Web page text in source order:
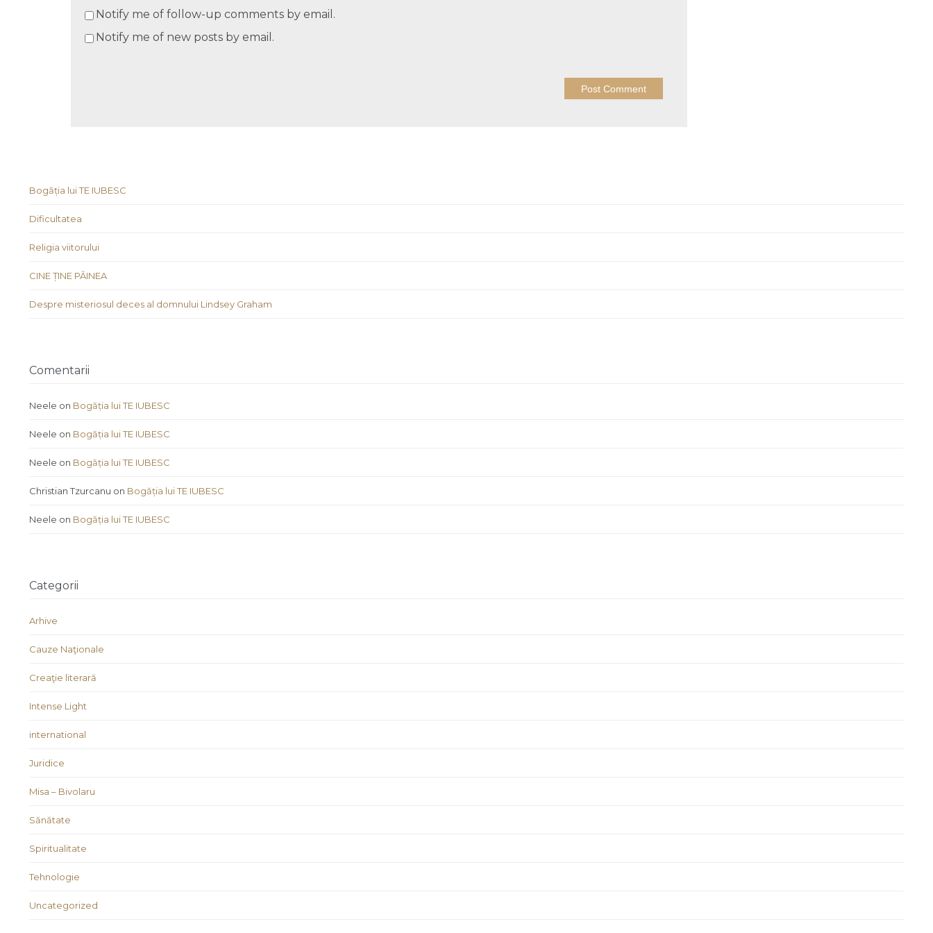
Notify me of follow-up comments by email.
Notify me of new posts by email.
Bogăția lui TE IUBESC
Dificultatea
Religia viitorului
CINE ȚINE PÂINEA
Despre misteriosul deces al domnului Lindsey Graham
Comentarii
Neele on Bogăția lui TE IUBESC
Neele on Bogăția lui TE IUBESC
Neele on Bogăția lui TE IUBESC
Christian Tzurcanu on Bogăția lui TE IUBESC
Neele on Bogăția lui TE IUBESC
Categorii
Arhive
Cauze Naţionale
Creaţie literară
Intense Light
international
Juridice
Misa – Bivolaru
Sănătate
Spiritualitate
Tehnologie
Uncategorized